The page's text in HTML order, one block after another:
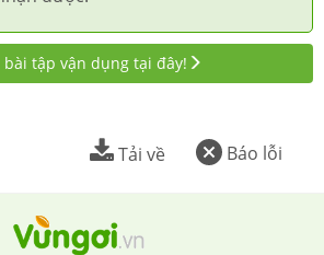
bài tập vận dụng tại đây!
Báo lỗi
Tải về